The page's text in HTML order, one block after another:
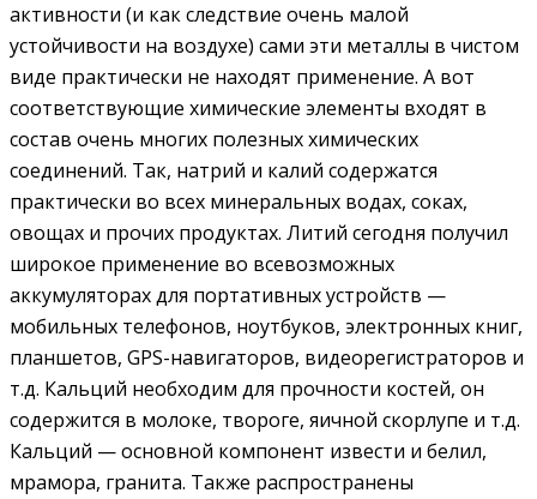
активности (и как следствие очень малой
устойчивости на воздухе) сами эти металлы в чистом
виде практически не находят применение. А вот
соответствующие химические элементы входят в
состав очень многих полезных химических
соединений. Так, натрий и калий содержатся
практически во всех минеральных водах, соках,
овощах и прочих продуктах. Литий сегодня получил
широкое применение во всевозможных
аккумуляторах для портативных устройств —
мобильных телефонов, ноутбуков, электронных книг,
планшетов, GPS-навигаторов, видеорегистраторов и
т.д. Кальций необходим для прочности костей, он
содержится в молоке, твороге, яичной скорлупе и т.д.
Кальций — основной компонент извести и белил,
мрамора, гранита. Также распространены